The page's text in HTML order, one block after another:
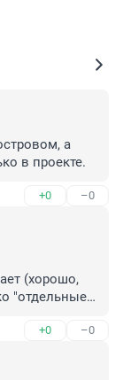
а
в проекте.
+0 –0
(хорошо,
"отдельные
и вырастет
+0 –0